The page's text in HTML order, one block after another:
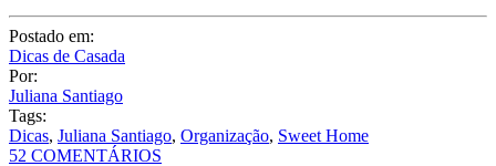
Postado em:
Dicas de Casada
Por:
Juliana Santiago
Tags:
Dicas, Juliana Santiago, Organização, Sweet Home
52 COMENTÁRIOS